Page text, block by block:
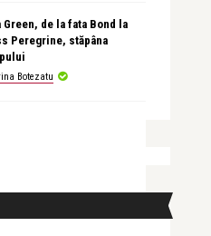
Green, de la fata Bond la
Peregrine, stăpâna
Botezatu